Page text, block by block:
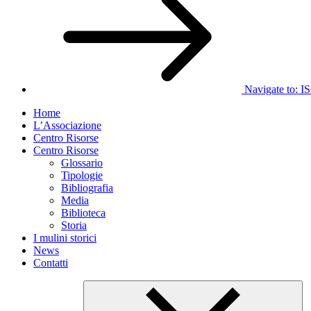
Navigate to:
Home
L’Associazione
Centro Risorse
Centro Risorse
Glossario
Tipologie
Bibliografia
Media
Biblioteca
Storia
I mulini storici
News
Contatti